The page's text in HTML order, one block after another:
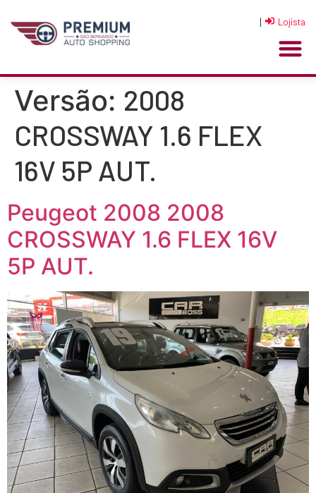
| Lojista
Versão: 2008
CROSSWAY 1.6 FLEX
16V 5P AUT.
Peugeot 2008 2008
CROSSWAY 1.6 FLEX 16V
5P AUT.